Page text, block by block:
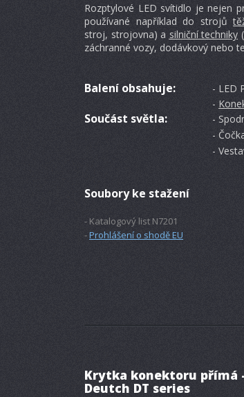
Rozptylové LED svítidlo je nejen
používané například do strojů
stroj, strojovna) a silniční techniky
záchranné vozy, dodávkový nebo
Balení obsahuje:
- LED
-
Součást světla:
-
-
-
Soubory ke stažení
- Katalogový list N7201
-Prohlášení o shodě EU
Krytka konektoru přímá
Deutch DT series